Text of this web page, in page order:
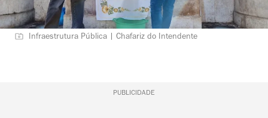
Infraestrutura Pública | Chafariz do Intendente
PUBLICIDADE